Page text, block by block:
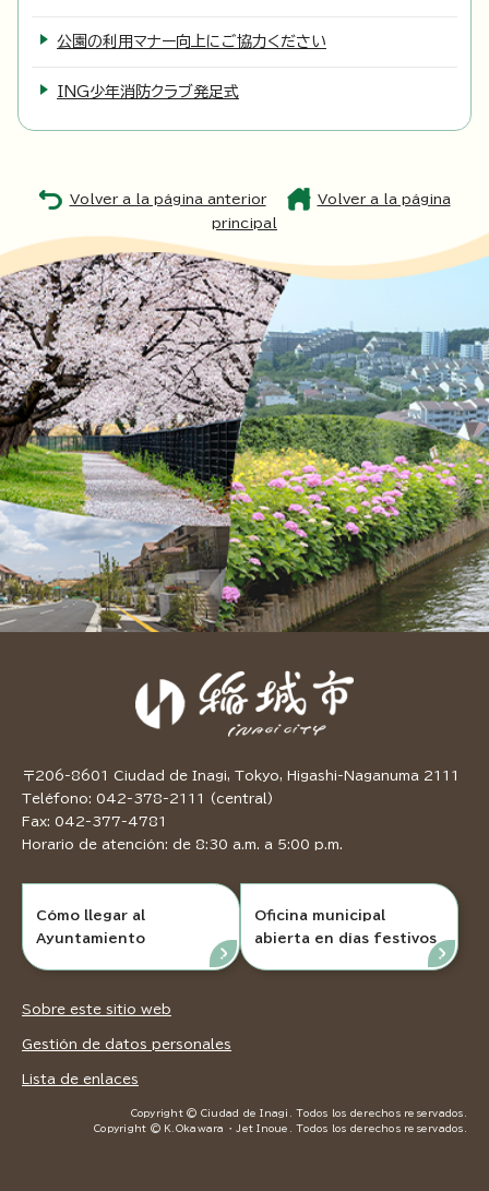
公園の利用マナー向上にご協力ください
ING少年消防クラブ発足式
Volver a la página anterior
Volver a la página
principal
〒206-8601 Ciudad de Inagi, Tokyo, Higashi-Naganuma 2111
Teléfono: 042-378-2111 (central)
Fax: 042-377-4781
Horario de atención: de 8:30 a.m. a 5:00 p.m.
Cómo llegar al
Ayuntamiento
Oficina municipal
abierta en días festivos
Sobre este sitio web
Gestión de datos personales
Lista de enlaces
Copyright © Ciudad de Inagi. Todos los derechos reservados.
Copyright © K.Okawara ・ Jet Inoue. Todos los derechos reservados.